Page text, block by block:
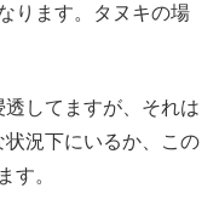
ります。タヌキの場
透してますが、それは
況下にいるか、この
す。